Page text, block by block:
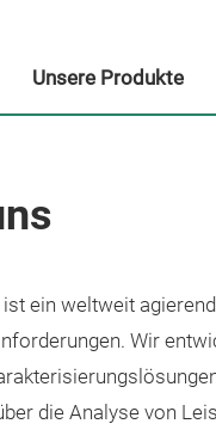
ein weltweit
Wir
die Analyse von
Unsere Produkte